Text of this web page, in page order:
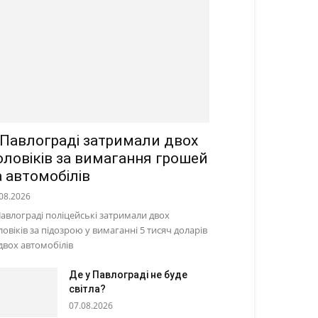
затримали двох
за вимагання грошей
автомобілів
поліцейські затримали двох
за підозрою у вимаганні 5 тисяч доларів
автомобілів
Де у Павлограді не буде
світла?
07.08.2026